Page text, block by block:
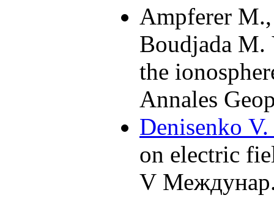
Ampferer M.
Boudjada M.
the
Annales
Denisenko V.
on electric
V Междунар.